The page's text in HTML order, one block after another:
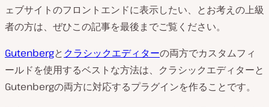
ェブサイトのフロントエンドに表示したい、とお考えの上級
者の方は、ぜひこの記事を最後までご覧ください。
Gutenbergと クラシックエディターの両方でカスタムフィ
ールドを使用するベストな方法は、クラシックエディターと
Gutenbergの両方に対応するプラグインを作ることです。